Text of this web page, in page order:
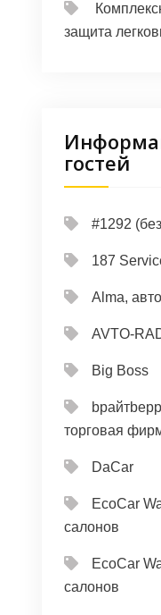
защита
гостей
#1292
187
Alma,
AVTO-
Big Boss
торговая
DaCar
EcoCar
салонов
EcoCar
салонов